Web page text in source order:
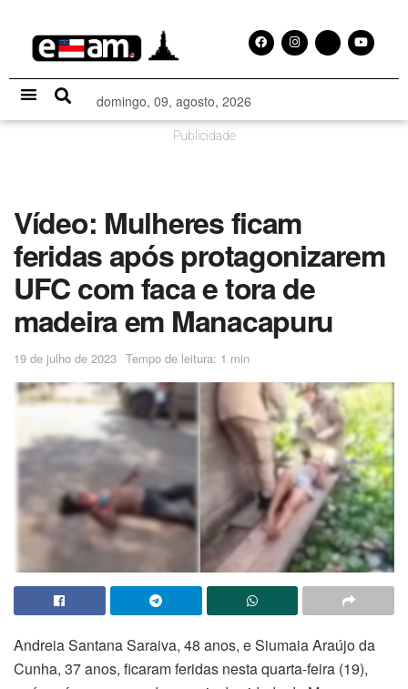
domingo, 09, agosto, 2026
Publicidade
Vídeo: Mulheres ficam
feridas após protagonizarem
UFC com faca e tora de
madeira em Manacapuru
19 de julho de 2023 Tempo de leitura: 1 min
Andreia Santana Saraiva, 48 anos, e Siumaia Araújo da
Cunha, 37 anos, ficaram feridas nesta quarta-feira (19),